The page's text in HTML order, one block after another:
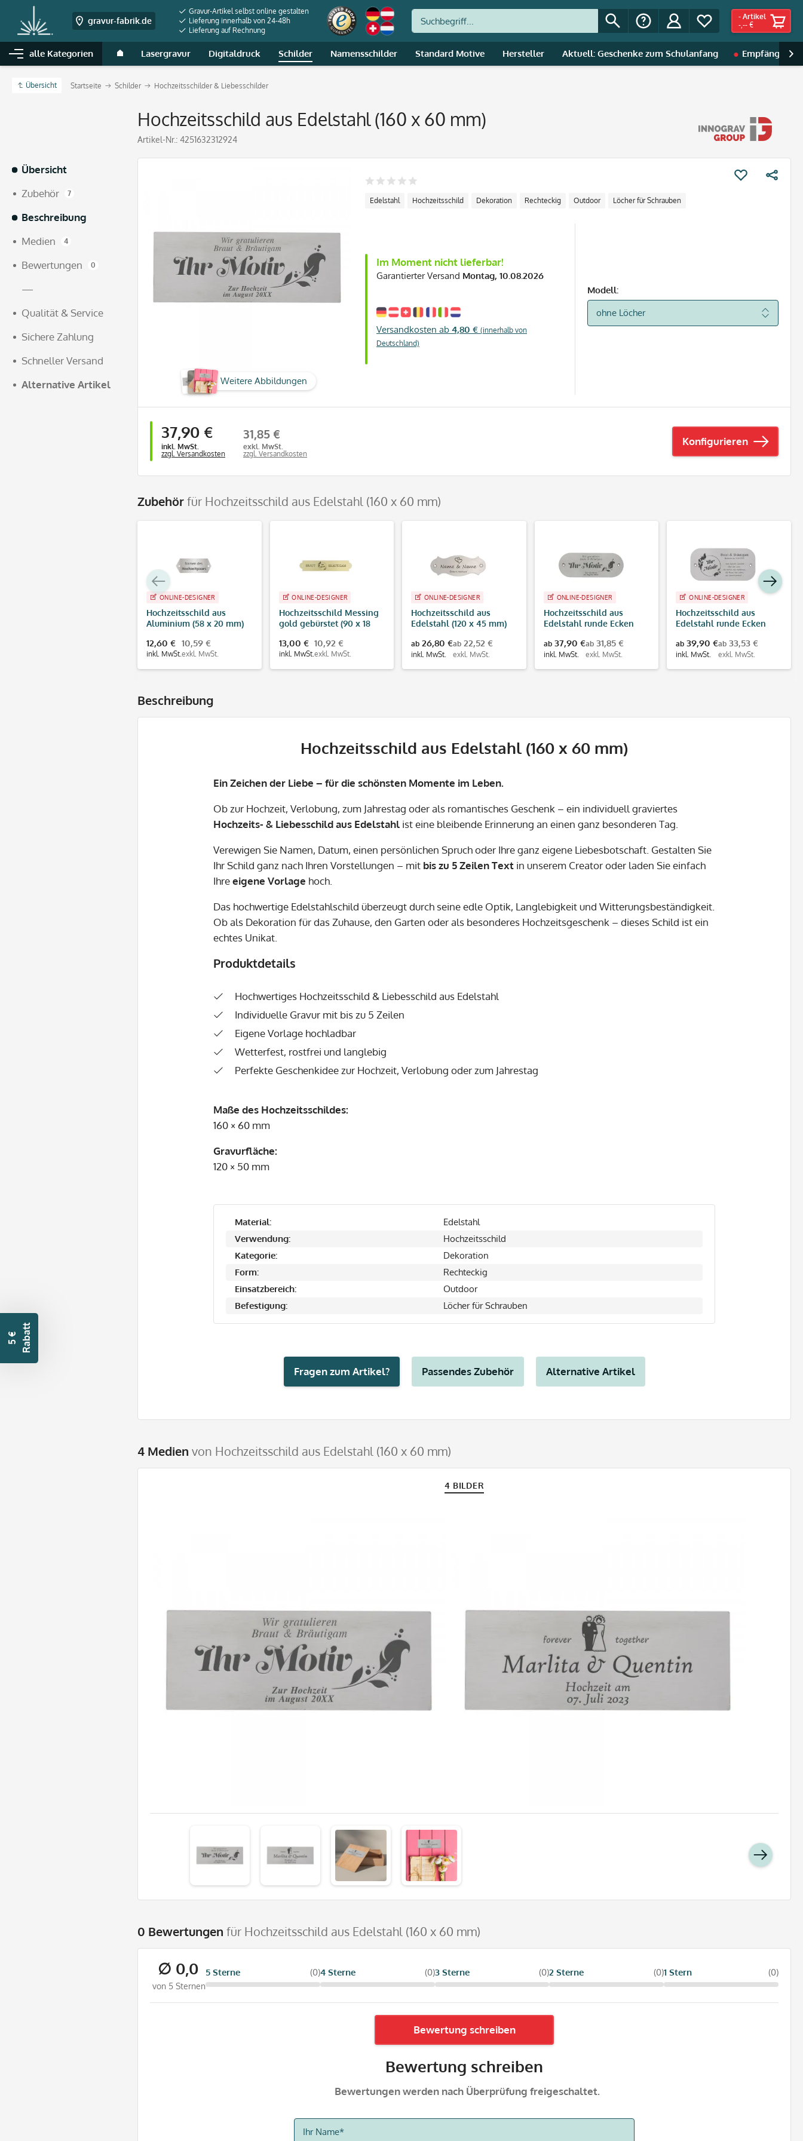
gravur-fabrik.de
Gravur-Artikel selbst online gestalten
Lieferung innerhalb von 24-48h
Lieferung auf Rechnung
- Artikel
-,-- €
alle Kategorien Lasergravur Digitaldruck Schilder Namensschilder Standard Motive Hersteller Aktuell: Geschenke zum Schulanfang Empfänger |

Übersicht Startseite Schilder Hochzeitsschilder & Liebesschilder
Hochzeitsschild aus Edelstahl (160 x 60 mm)
Artikel-Nr.: 4251632312924
Übersicht
Zubehör
7
Beschreibung
Medien
4
Bewertungen 0
—
Qualität & Service
Sichere Zahlung
Schneller Versand
Alternative Artikel
Weitere Abbildungen
Edelstahl Hochzeitsschild Dekoration Rechteckig Outdoor Löcher für Schrauben
Im Moment nicht lieferbar!
Garantierter Versand Montag, 10.08.2026
Versandkosten ab 4,80 € (innerhalb von
Deutschland)
Modell:
37,90 €
inkl. MwSt.
zzgl. Versandkosten
31,85 €
exkl. MwSt.
zzgl. Versandkosten
Konfigurieren
Zubehörfür Hochzeitsschild aus Edelstahl (160 x 60 mm)
ONLINE-DESIGNER
Hochzeitsschild aus
Aluminium (58 x 20 mm)
12,60 €
inkl. MwSt.
10,59 €
exkl. MwSt.
ONLINE-DESIGNER
Hochzeitsschild Messing
gold gebürstet (90 x 18
13,00 €
inkl. MwSt.
10,92 €
exkl. MwSt.
ONLINE-DESIGNER
Hochzeitsschild aus
Edelstahl (120 x 45 mm)
ab 26,80 €
inkl. MwSt.
ab 22,52 €
exkl. MwSt.
ONLINE-DESIGNER
Hochzeitsschild aus
Edelstahl runde Ecken
ab37,90 €
inkl. MwSt.
ab31,85 €
exkl. MwSt.
ONLINE-DESIGNER
Hochzeitsschild aus
Edelstahl runde Ecken
ab 39,90 €
inkl. MwSt.
ab 33,53 €
exkl. MwSt.
Beschreibung
Hochzeitsschild aus Edelstahl (160 x 60 mm)
Ein Zeichen der Liebe – für die schönsten Momente im Leben.
Ob zur Hochzeit, Verlobung, zum Jahrestag oder als romantisches Geschenk – ein individuell graviertes
Hochzeits- & Liebesschild aus Edelstahl ist eine bleibende Erinnerung an einen ganz besonderen Tag.
Verewigen Sie Namen, Datum, einen persönlichen Spruch oder Ihre ganz eigene Liebesbotschaft. Gestalten Sie
Ihr Schild ganz nach Ihren Vorstellungen – mit bis zu 5 Zeilen Text in unserem Creator oder laden Sie einfach
Ihreeigene Vorlage hoch.
Das hochwertige Edelstahlschild überzeugt durch seine edle Optik, Langlebigkeit und Witterungsbeständigkeit.
Ob als Dekoration für das Zuhause, den Garten oder als besonderes Hochzeitsgeschenk – dieses Schild ist ein
echtes Unikat.
Produktdetails
Hochwertiges Hochzeitsschild & Liebesschild aus Edelstahl
Individuelle Gravur mit bis zu 5 Zeilen
Eigene Vorlage hochladbar
Wetterfest, rostfrei und langlebig
Perfekte Geschenkidee zur Hochzeit, Verlobung oder zum Jahrestag
Maße des Hochzeitsschildes:
160 × 60 mm
Gravurfläche:
120 × 50 mm
Material:
Edelstahl
Verwendung:
Hochzeitsschild
Kategorie:
Dekoration
Form:
Rechteckig
Einsatzbereich:
Outdoor
Befestigung:
Löcher für Schrauben
Fragen zum Artikel? Passendes Zubehör Alternative Artikel
4 Medien von Hochzeitsschild aus Edelstahl (160 x 60 mm)
4 BILDER
0 Bewertungen für Hochzeitsschild aus Edelstahl (160 x 60 mm)
∅ 0,0
von 5 Sternen
5 Sterne (0)4 Sterne (0)3 Sterne (0)2 Sterne (0)1 Stern (0)
Bewertung schreiben
Bewertung schreiben
Bewertungen werden nach Überprüfung freigeschaltet.
5
€
R
a
b
a
t t